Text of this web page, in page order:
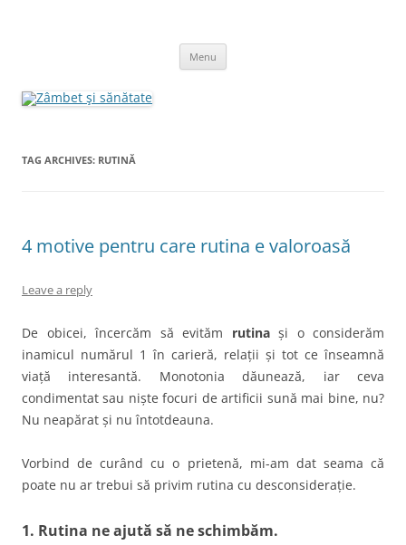
Menu
TAG ARCHIVES: RUTINĂ
4 motive pentru care rutina e valoroasă
Leave a reply
De obicei, încercăm să evităm rutinași o considerăm
inamicul numărul 1 în carieră, relații și tot ce înseamnă
viață interesantă. Monotonia dăunează, iar ceva
condimentat sau niște focuri de artificii sună mai bine, nu?
Nu neapărat și nu întotdeauna.
Vorbind de curând cu o prietenă, mi-am dat seama că
poate nu ar trebui să privim rutina cu desconsiderație.
1. Rutina ne ajută să ne schimbăm.